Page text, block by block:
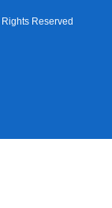
Rights Reserved